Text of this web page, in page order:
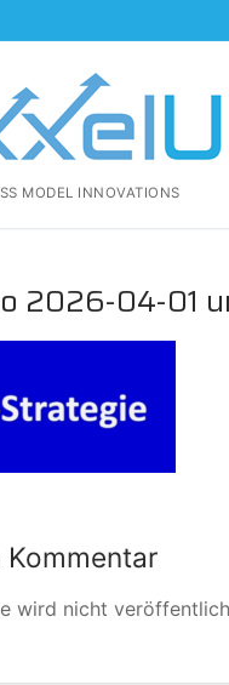
MODEL INNOVATIONS
2026-04-01
Kommentar
wird nicht